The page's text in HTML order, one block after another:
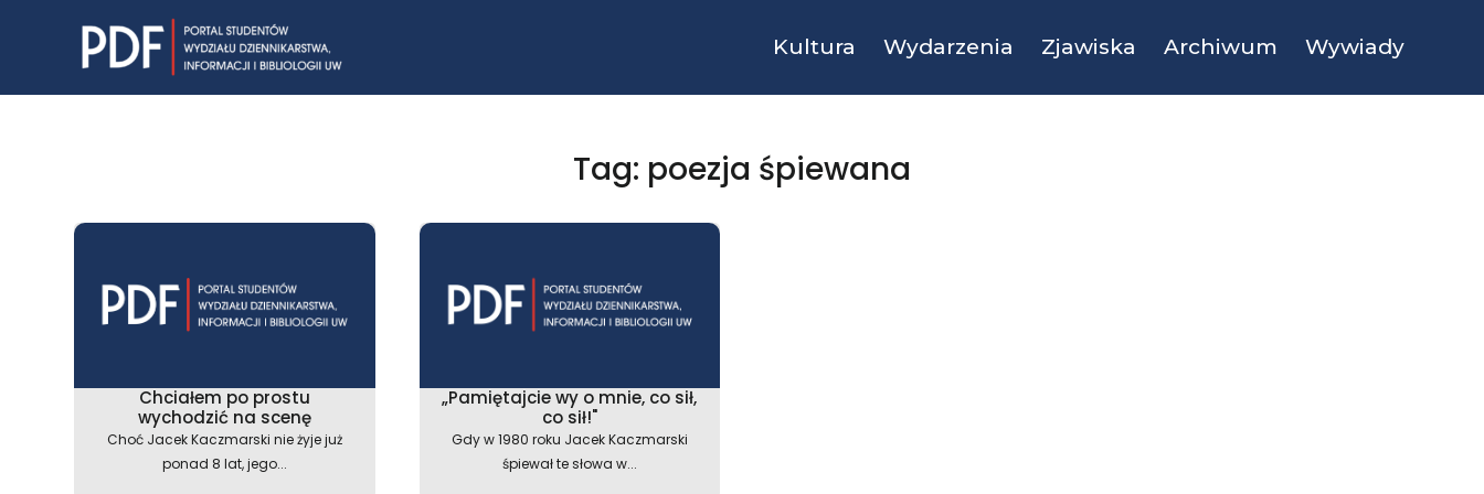
Kultura Wydarzenia Zjawiska Archiwum Wywiady
Tag: poezja śpiewana
Chciałem po prostu
wychodzić na scenę
Choć Jacek Kaczmarski nie żyje już
ponad 8 lat, jego...
„Pamiętajcie wy o mnie, co sił,
co sił!"
Gdy w 1980 roku Jacek Kaczmarski
śpiewał te słowa w...